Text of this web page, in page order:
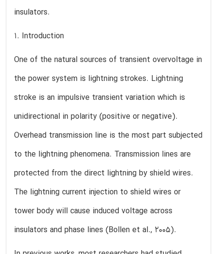
insulators.
1. Introduction
One of the natural sources of transient overvoltage in
the power system is lightning strokes. Lightning
stroke is an impulsive transient variation which is
unidirectional in polarity (positive or negative).
Overhead transmission line is the most part subjected
to the lightning phenomena. Transmission lines are
protected from the direct lightning by shield wires.
The lightning current injection to shield wires or
tower body will cause induced voltage across
insulators and phase lines (Bollen et al., 2005).